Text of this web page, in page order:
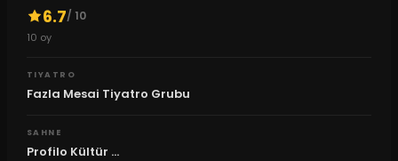
6.7/ 10
10 oy
TIYATRO
Fazla Mesai Tiyatro Grubu
SAHNE
Profilo Kültür ...